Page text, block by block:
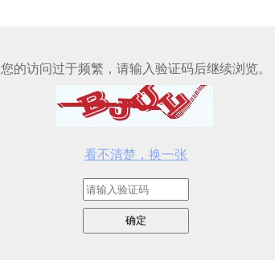
您的访问过于频繁，请输入验证码后继续浏览。
看不清楚，换一张